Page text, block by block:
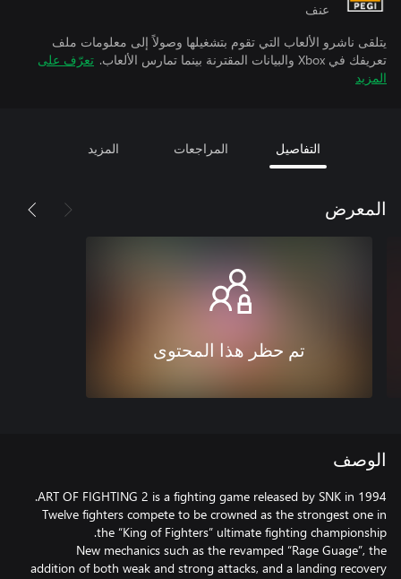
عنف
يتلقى ناشرو الألعاب التي تقوم بتشغيلها وصولاً إلى معلومات ملف
تعريفك في Xbox والبيانات المقترنة بينما تمارس الألعاب.
تعرّف على
المزيد
التفاصيل المراجعات المزيد
المعرض
تم حظر هذا المحتوى
الوصف
Twelve fighters compete to be crowned as the strongest one in
New mechanics such as the revamped “Rage Guage”, the
addition of both weak and strong attacks, and a landing recovery